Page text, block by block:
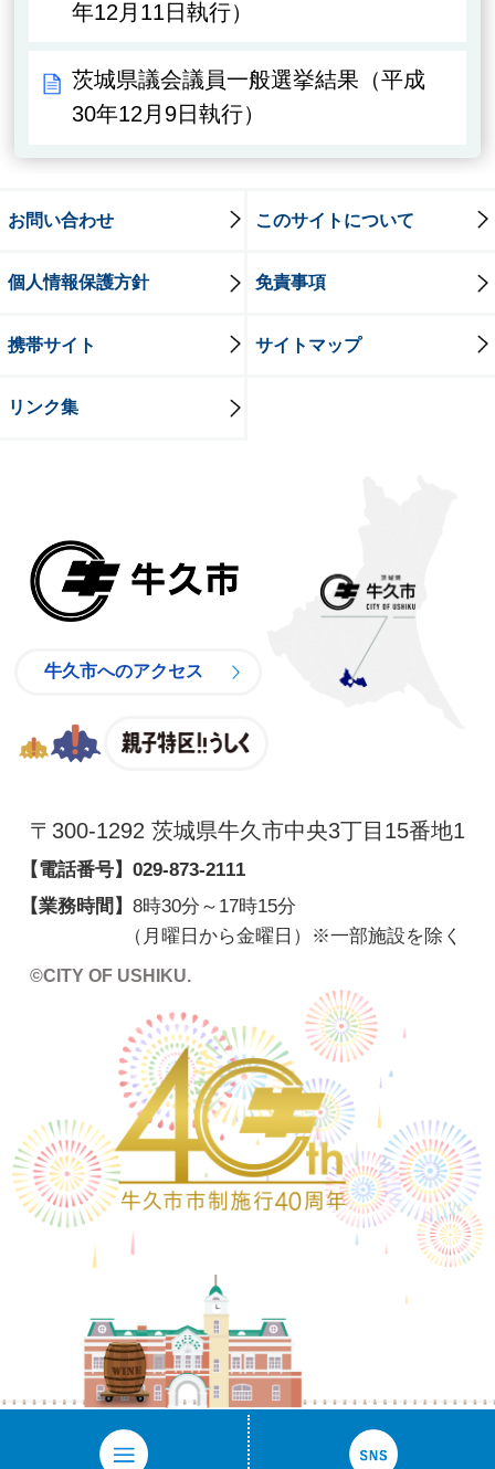
年12月11日執行）
茨城県議会議員一般選挙結果（平成
30年12月9日執行）
お問い合わせ このサイトについて
個人情報保護方針 免責事項
携帯サイト サイトマップ
リンク集
牛久市へのアクセス
〒300-1292 茨城県牛久市中央3丁目15番地1
【電話番号】 029-873-2111
【業務時間】 8時30分～17時15分
（月曜日から金曜日）※一部施設を除く
©CITY OF USHIKU.
ワイン樽